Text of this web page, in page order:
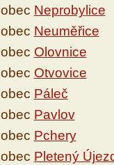
obec Neprobylice
obec Neuměřice
obec Olovnice
obec Otvovice
obec Páleč
obec Pavlov
obec Pchery
obec Pletený